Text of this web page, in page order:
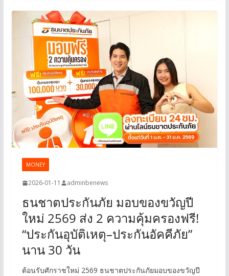
MONEY
2026-01-11 adminbenews
ธนชาตประกันภัย มอบของขวัญปี
ใหม่ 2569 ส่ง 2 ความคุ้มครองฟรี!
“ประกันอุบัติเหตุ–ประกันอัคคีภัย”
นาน 30 วัน
ต้อนรับศักราชใหม่ 2569 ธนชาตประกันภัยมอบของขวัญปี